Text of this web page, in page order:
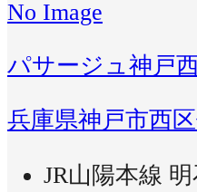
No Image
パサージュ神戸
兵庫県神戸市西
JR山陽本線